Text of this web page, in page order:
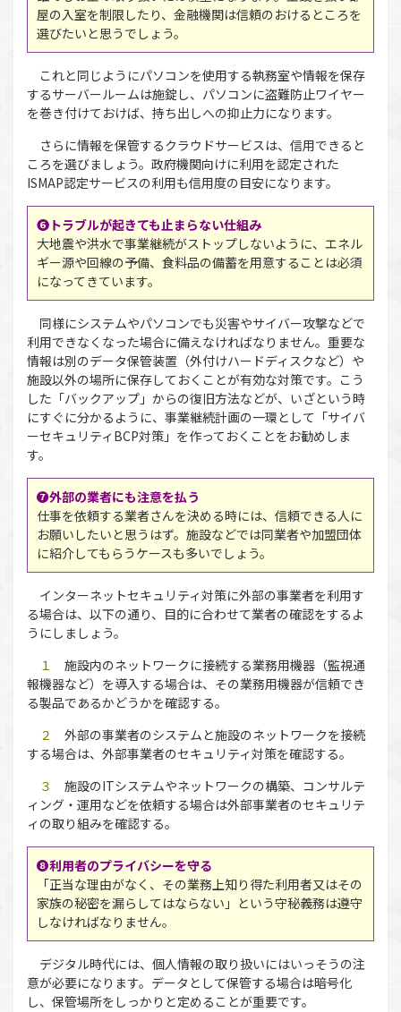
屋の入室を制限したり、金融機関は信頼のおけるところを
選びたいと思うでしょう。
これと同じようにパソコンを使用する執務室や情報を保存
するサーバールームは施錠し、パソコンに盗難防止ワイヤー
を巻き付けておけば、持ち出しへの抑止力になります。
さらに情報を保管するクラウドサービスは、信用できると
ころを選びましょう。政府機関向けに利用を認定された
ISMAP認定サービスの利用も信用度の目安になります。
❻トラブルが起きても止まらない仕組み
大地震や洪水で事業継続がストップしないように、エネル
ギー源や回線の予備、食料品の備蓄を用意することは必須
になってきています。
同様にシステムやパソコンでも災害やサイバー攻撃などで
利用できなくなった場合に備えなければなりません。重要な
情報は別のデータ保管装置（外付けハードディスクなど）や
施設以外の場所に保存しておくことが有効な対策です。こう
した「バックアップ」からの復旧方法などが、いざという時
にすぐに分かるように、事業継続計画の一環として「サイバ
ーセキュリティBCP対策」を作っておくことをお勧めしま
す。
❼外部の業者にも注意を払う
仕事を依頼する業者さんを決める時には、信頼できる人に
お願いしたいと思うはず。施設などでは同業者や加盟団体
に紹介してもらうケースも多いでしょう。
インターネットセキュリティ対策に外部の事業者を利用す
る場合は、以下の通り、目的に合わせて業者の確認をするよ
うにしましょう。
１ 施設内のネットワークに接続する業務用機器（監視通
報機器など）を導入する場合は、その業務用機器が信頼でき
る製品であるかどうかを確認する。
２ 外部の事業者のシステムと施設のネットワークを接続
する場合は、外部事業者のセキュリティ対策を確認する。
３ 施設のITシステムやネットワークの構築、コンサルテ
ィング・運用などを依頼する場合は外部事業者のセキュリテ
ィの取り組みを確認する。
❽利用者のプライバシーを守る
「正当な理由がなく、その業務上知り得た利用者又はその
家族の秘密を漏らしてはならない」という守秘義務は遵守
しなければなりません。
デジタル時代には、個人情報の取り扱いにはいっそうの注
意が必要になります。データとして保管する場合は暗号化
し、保管場所をしっかりと定めることが重要です。